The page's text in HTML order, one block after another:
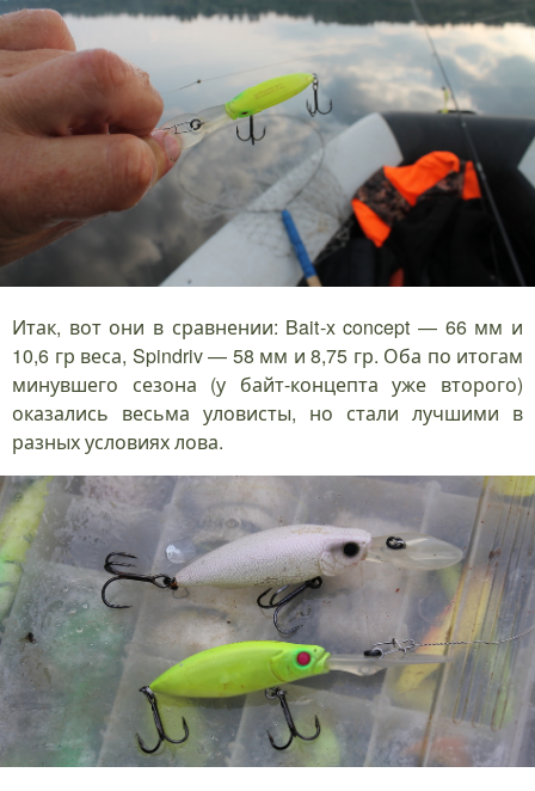
Итак, вот они в сравнении: Bait-x concept — 66 мм и
10,6 гр веса, Spindriv — 58 мм и 8,75 гр. Оба по итогам
минувшего сезона (у байт-концепта уже второго)
оказались весьма уловисты, но стали лучшими в
разных условиях лова.